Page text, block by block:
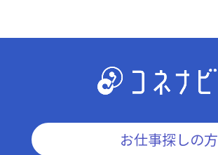
お仕事探しの方